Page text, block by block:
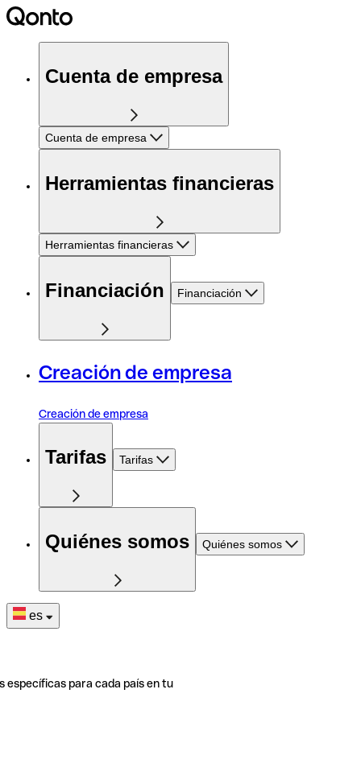
Cuenta de empresa
Cuenta de empresa
Herramientas financieras
Herramientas financieras
Financiación Financiación
Creación de empresa
Creación de empresa
Tarifas Tarifas
Quiénes somos Quiénes somos
es
específicas para cada país en tu